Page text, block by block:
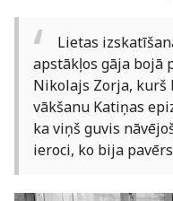
Lietas
apstākļos gāja bojā
Nikolajs Zorja,
vākšanu Katiņas
ka viņš guvis
ieroci, ko bija